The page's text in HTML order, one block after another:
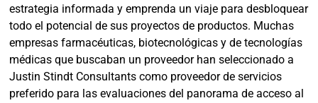
estrategia informada y emprenda un viaje para desbloquear
todo el potencial de sus proyectos de productos. Muchas
empresas farmacéuticas, biotecnológicas y de tecnologías
médicas que buscaban un proveedor han seleccionado a
Justin Stindt Consultants como proveedor de servicios
preferido para las evaluaciones del panorama de acceso al